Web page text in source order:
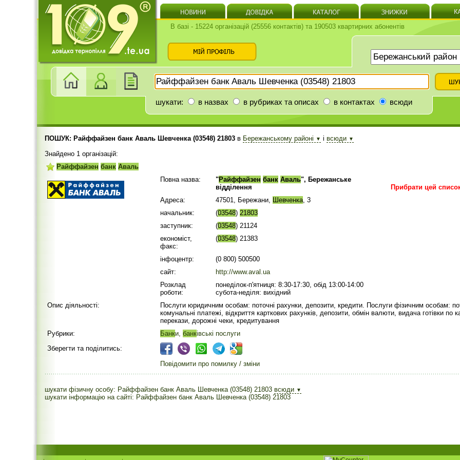
В базі - 15224 організацій (25556 контактів) та 190503 квартирних абонентів
шукати: в назвах в рубриках та описах в контактах всюди
ПОШУК: Райффайзен банк Аваль Шевченка (03548) 21803 в Бережанському районі ▼ і всюди ▼
Знайдено 1 організацій:
Райффайзен банк Аваль
Прибрати цей
Повна назва: "Райффайзен банк Аваль", Бережанське
відділення
Адреса:
47501, Бережани, Шевченка, 3
начальник:
(03548) 21803
заступник:
(03548) 21124
економіст,
факс:
(03548) 21383
інфоцентр:
(0 800) 500500
сайт:
http://www.aval.ua
Розклад
роботи:
понеділок-п'ятниця: 8:30-17:30, обід 13:00-14:00
субота-неділя: вихідний
Опис діяльності:
Послуги юридичним особам: поточні рахунки, депозити, кредити. Послуги фізичним особам:
комунальні платежі, відкриття карткових рахунків, депозити, обмін валюти, видача готівки по
перекази, дорожні чеки, кредитування
Рубрики:
Банки, банківські послуги
Зберегти та поділитись:
Повідомити про помилку / зміни
шукати фізичну особу: Райффайзен банк Аваль Шевченка (03548) 21803 всюди ▼
шукати інформацію на сайті: Райффайзен банк Аваль Шевченка (03548) 21803